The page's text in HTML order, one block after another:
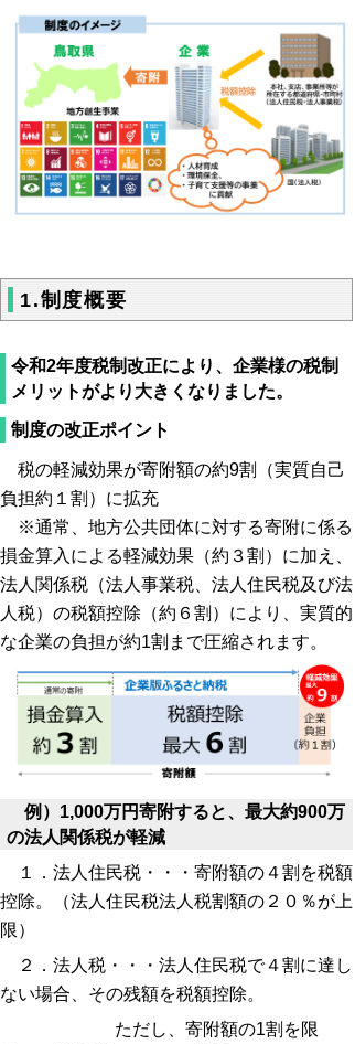
1.制度概要
令和2年度税制改正により、企業様の税制
メリットがより大きくなりました。
制度の改正ポイント
税の軽減効果が寄附額の約9割（実質自己
負担約１割）に拡充
※通常、地方公共団体に対する寄附に係る
損金算入による軽減効果（約３割）に加え、
法人関係税（法人事業税、法人住民税及び法
人税）の税額控除（約６割）により、実質的
な企業の負担が約1割まで圧縮されます。
例）1,000万円寄附すると、最大約900万
の法人関係税が軽減
１．法人住民税・・・寄附額の４割を税額
控除。（法人住民税法人税割額の２０％が上
限）
２．法人税・・・法人住民税で４割に達し
ない場合、その残額を税額控除。
ただし、寄附額の1割を限